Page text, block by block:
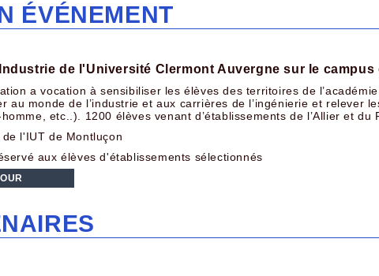
ÉVÉNEMENT
de l'Université Clermont Auvergne sur le campus
a vocation à sensibiliser les élèves des territoires de
au monde de l’industrie et aux carrières de l’ingénierie et relever
etc..). 1200 élèves venant d’établissements de l’Allier et du
l'IUT de Montluçon
aux élèves d'établissements sélectionnés